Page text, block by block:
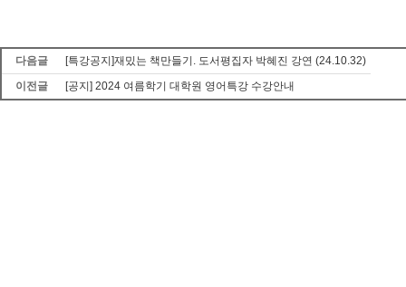
다음글
[특강공지]재밌는 책만들기. 도서평집자 박혜진 강연 (24.10.32)
이전글
[공지] 2024 여름학기 대학원 영어특강 수강안내